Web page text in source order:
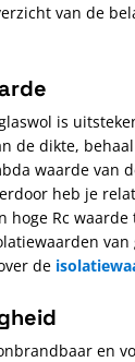
van de
is
de dikte,
waarde van
heb je
hoge Rc waarde
van
de
en